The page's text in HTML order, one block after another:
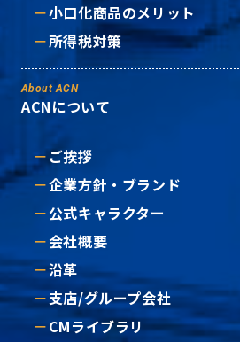
小口化商品のメリット
所得税対策
About ACN
ACNについて
ご挨拶
企業方針・ブランド
公式キャラクター
会社概要
沿革
支店/グループ会社
CMライブラリ